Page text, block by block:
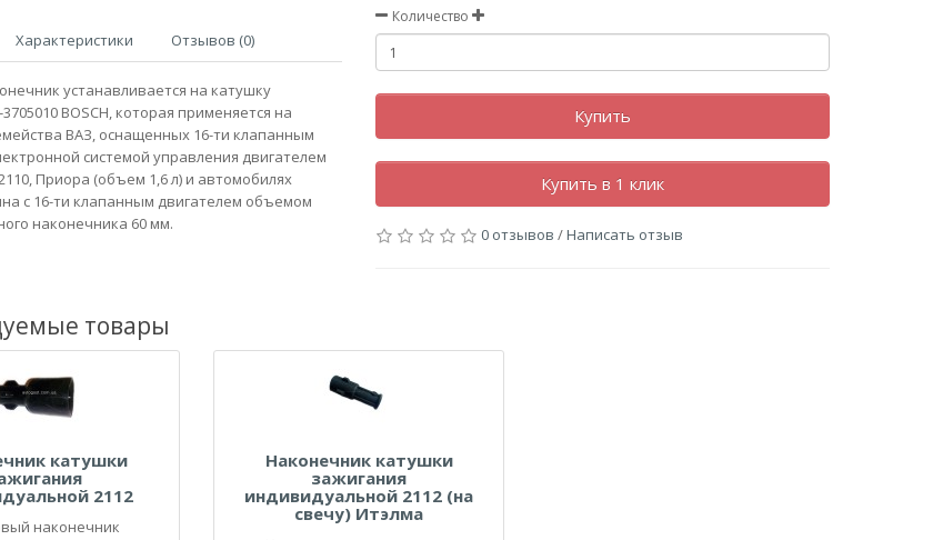
Характеристики Отзывов (0)
устанавливается на катушку
BOSCH, которая применяется на
ВАЗ, оснащенных 16-ти клапанным
системой управления двигателем
Приора (объем 1,6 л) и автомобилях
с 16-ти клапанным двигателем объемом
наконечника 60 мм.
Количество
Купить
Купить в 1 клик
0 отзывов /Написать отзыв
товары
катушки
2112
наконечник
Наконечник катушки
зажигания
индивидуальной 2112 (на
свечу) Итэлма